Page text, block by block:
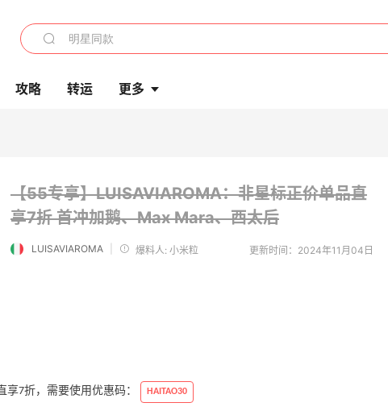
攻略 转运 更多
【55专享】LUISAVIAROMA：非星标正价单品直
享7折首冲加鹅、Max Mara、西太后
LUISAVIAROMA 爆料人: 小米粒 更新时间：2024年11月04日
享7折，需要使用优惠码： HAITAO30